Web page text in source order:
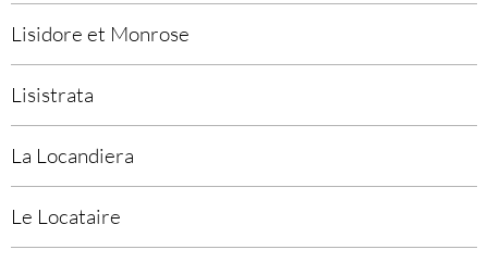
Lisidore et Monrose
Lisistrata
La Locandiera
Le Locataire